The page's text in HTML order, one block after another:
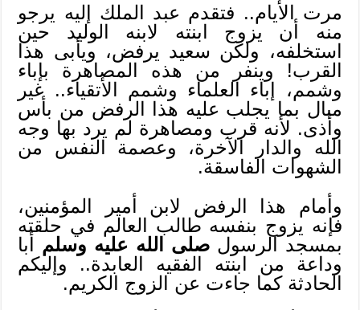
مرت الأيام.. فتقدم عبد الملك إليه يرجو
منه أن يزوج ابنته لابنه الوليد حين
استخلفه، ولكن سعيد يرفض، ويأبى هذا
القرب! وينفر من هذه المصاهرة بإباء
وشمم، إباء العلماء وشمم الأتقياء.. غير
مبال بما يجلب عليه هذا الرفض من بأس
وأذى. لأنه قرب ومصاهرة لم يرد بها وجه
الله والدار الآخرة، وعصمة النفس من
الشهوات الفاسقة.
وأمام هذا الرفض لابن أمير المؤمنين،
فإنه يزوج بنفسه طالب العالم في حلقته
بمسجد الرسولصلى الله عليه وسلم أبا
وداعة من ابنته الفقيه العابدة.. وإليكم
الحادثة كما جاءت عن الزوج الكريم.